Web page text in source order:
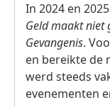
In 2024 en
Geld maakt niet
Gevangenis.
en bereikte de
werd steeds
evenementen